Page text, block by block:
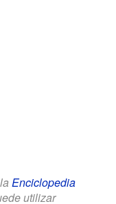
Enciclopedia
utilizar